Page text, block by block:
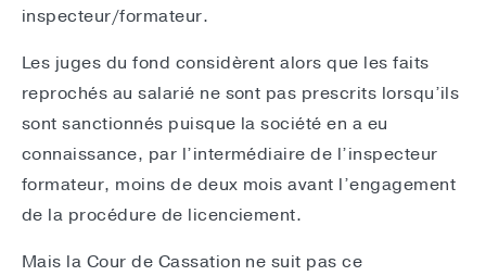
inspecteur/formateur.
Les juges du fond considèrent alors que les faits
reprochés au salarié ne sont pas prescrits lorsqu’ils
sont sanctionnés puisque la société en a eu
connaissance, par l’intermédiaire de l’inspecteur
formateur, moins de deux mois avant l’engagement
de la procédure de licenciement.
Mais la Cour de Cassation ne suit pas ce